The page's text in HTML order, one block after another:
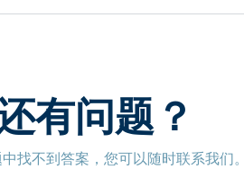
有问题？
找不到答案，您可以随时联系我们。